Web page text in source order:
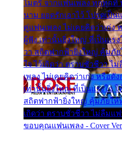
ไมตรี จากแฟนเพลง ทุกทุก
นาม ยอดรักเอาไว้ โปรดเป็น
คู่แฟนเพลง ไม่เคยคิดว่าเก่ง
ผู้ฟัง เท่านั้นยิ่งใหญ่ ที่เป็นแร
วา สถิตฟากฟ้ายิ่งใหญ่ คุ้มภัย
ใจ ไว้เถิดว่า ตราบชั่วชีวา ไ
เพลง ไม่เคยคิดว่าเก่ง หรือ
เท่านั้นยิ่งใหญ่ ที่เป็นแรงใจ
สถิตฟากฟ้ายิ่งใหญ่ คุ้มภัยให้
เถิดว่า ตราบชั่วชีวา ไม่ลืมแฟ
ขอบคุณแฟนเพลง - Cover